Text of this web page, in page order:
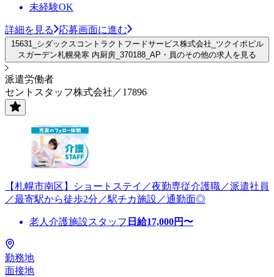
未経験OK
詳細を見る 応募画面に進む
15631_シダックスコントラクトフードサービス株式会社_ツクイポピル
スガーデン札幌発寒 内厨房_370188_AP・員のその他の求人を見る
派遣労働者
セントスタッフ株式会社／17896
【札幌市南区】ショートステイ／夜勤専従介護職／派遣社員
／最寄駅から徒歩2分／駅チカ施設／通勤面◎
老人介護施設スタッフ 日給17,000円〜
勤務地
面接地